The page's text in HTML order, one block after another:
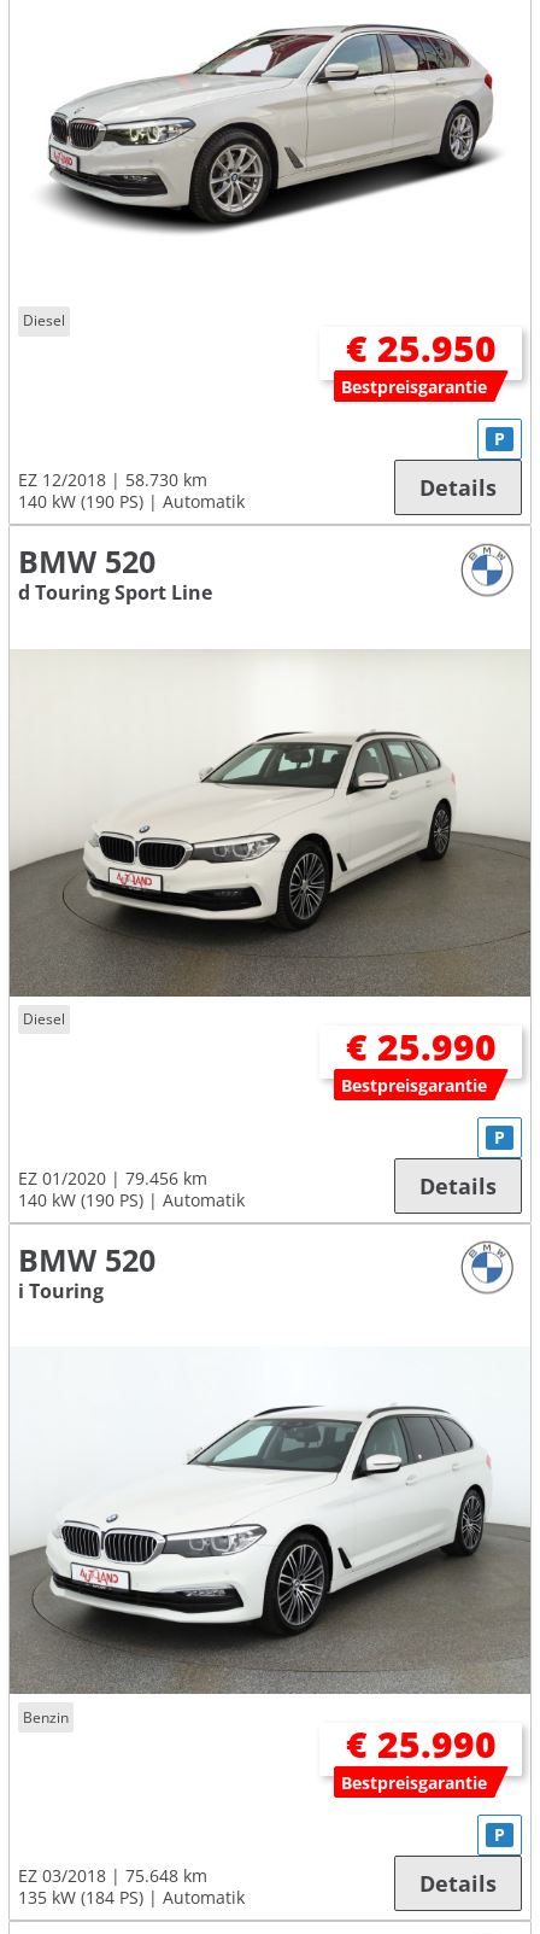
Diesel
€ 25.950
Bestpreisgarantie
EZ 12/2018
58.730 km
140 kW (190 PS)
Automatik
P
Details
BMW 520
d Touring Sport Line
Diesel
€ 25.990
Bestpreisgarantie
EZ 01/2020
79.456 km
140 kW (190 PS)
Automatik
P
Details
BMW 520
i Touring
Benzin
€ 25.990
Bestpreisgarantie
EZ 03/2018
75.648 km
135 kW (184 PS)
Automatik
P
Details